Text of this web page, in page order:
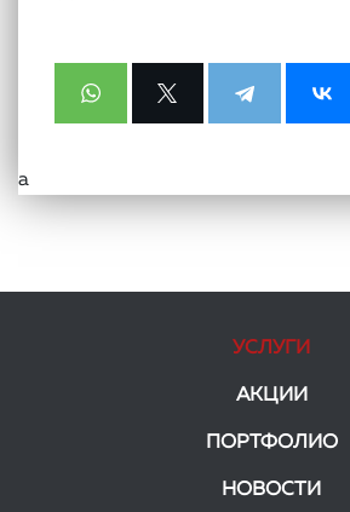
а
УСЛУГИ
АКЦИИ
ПОРТФОЛИО
НОВОСТИ